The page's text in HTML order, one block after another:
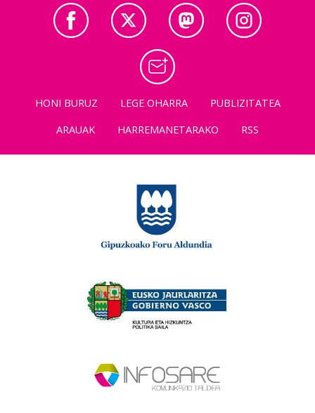
HONI BURUZ LEGE OHARRA
PUBLIZITATEA
ARAUAK
HARREMANETARAKO RSS